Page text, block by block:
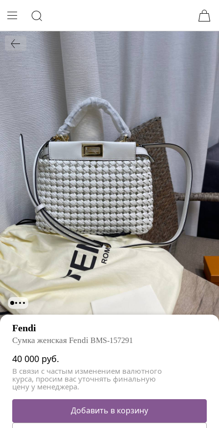
Fendi
Сумка женская Fendi BMS-157291
40 000 руб.
В связи с частым изменением валютного
курса, просим вас уточнять финальную
цену у менеджера.
Добавить в корзину